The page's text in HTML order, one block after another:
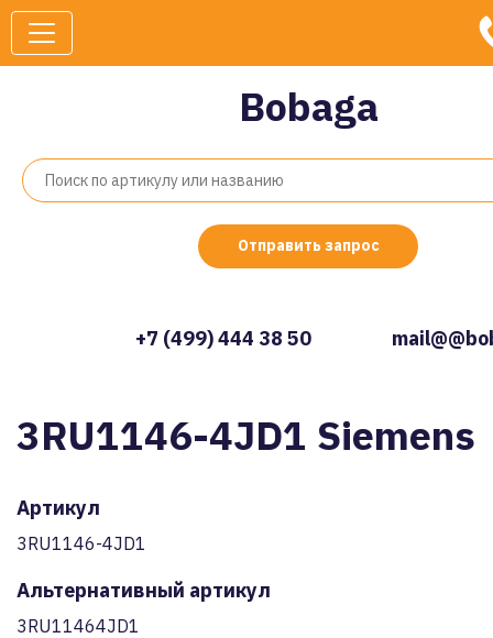
Bobaga
Отправить запрос
+7 (499) 444 38 50
3RU1146-4JD1 Siemens
Артикул
3RU1146-4JD1
Альтернативный артикул
3RU11464JD1